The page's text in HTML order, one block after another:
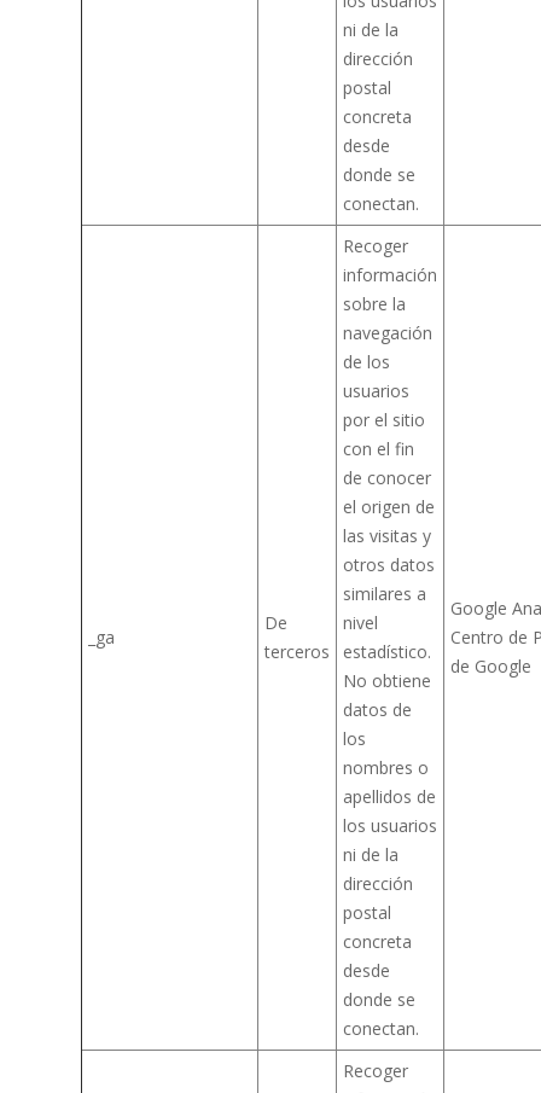
ni de la
dirección
postal
concreta
desde
donde se
conectan.
_ga
De
terceros
Recoger
información
sobre la
navegación
de los
usuarios
por el sitio
con el fin
de conocer
el origen de
las visitas y
otros datos
similares a
nivel
estadístico.
No obtiene
datos de
los
nombres o
apellidos de
los usuarios
ni de la
dirección
postal
concreta
desde
donde se
conectan.
Google
Centro de
de Google
Recoger